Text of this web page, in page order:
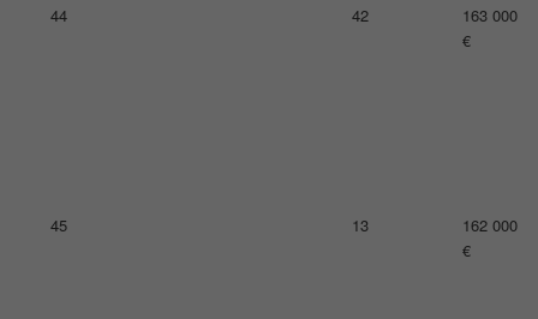
48 40
160 000
€
49 20
159 000
€